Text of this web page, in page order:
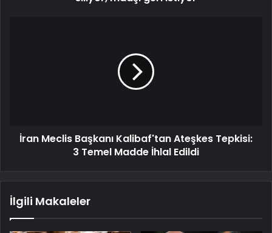
İran Meclis Başkanı Kalibaf'tan Ateşkes Tepkisi:
3 Temel Madde İhlal Edildi
İlgili Makaleler